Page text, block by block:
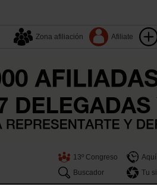
Zona afiliación Afiliate
13º Congreso
Buscador
Tu